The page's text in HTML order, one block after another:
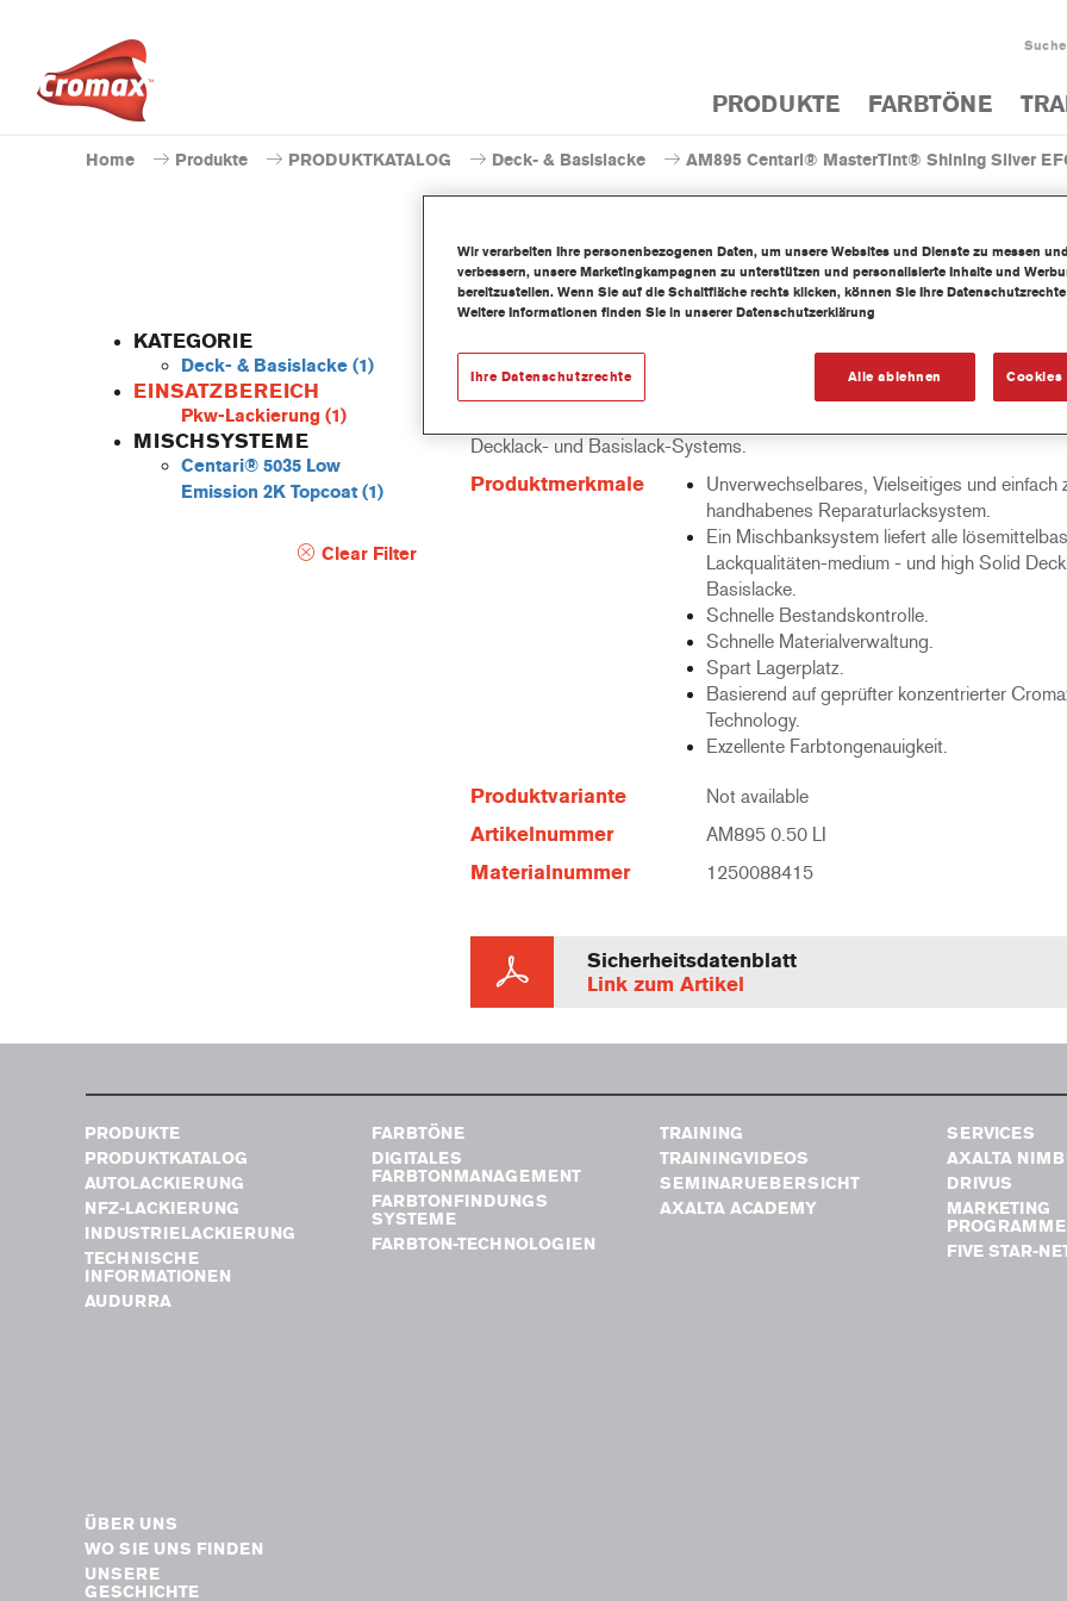
Suche
PRODUKTE FARBTÖNE
Home Produkte PRODUKTKATALOG Deck- & Basislacke AM895 Centari® MasterTint® Shining Silver
KATEGORIE
Deck- & Basislacke (1)
EINSATZBEREICH
Pkw-Lackierung (1)
MISCHSYSTEME
Centari® 5035 Low
Emission 2K Topcoat (1)
Clear Filter
AM895 Centari®
Decklack- und Basislack-Systems.
Produktmerkmale
Unverwechselbares, Vielseitiges und einfach
handhabenes Reparaturlacksystem.
Ein Mischbanksystem liefert alle
Lackqualitäten-medium - und high Solid
Basislacke.
Schnelle Bestandskontrolle.
Schnelle Materialverwaltung.
Spart Lagerplatz.
Basierend auf geprüfter konzentrierter
Technology.
Exzellente Farbtongenauigkeit.
Produktvariante Not available
Artikelnummer AM895 0.50 LI
Materialnummer 1250088415
Sicherheitsdatenblatt
Link zum Artikel
PRODUKTE
PRODUKTKATALOG
AUTOLACKIERUNG
NFZ-LACKIERUNG
INDUSTRIELACKIERUNG
TECHNISCHE
INFORMATIONEN
AUDURRA
FARBTÖNE
DIGITALES
FARBTONMANAGEMENT
FARBTONFINDUNGS
SYSTEME
FARBTON-TECHNOLOGIEN
TRAINING
TRAININGVIDEOS
SEMINARUEBERSICHT
AXALTA ACADEMY
SERVICES
AXALTA
DRIVUS
MARKETING
FIVE STAR-
ÜBER UNS
WO SIE UNS FINDEN
UNSERE
GESCHICHTE
Wir verarbeiten Ihre personenbezogenen Daten, um unsere Websites und Dienste zu messen
verbessern, unsere Marketingkampagnen zu unterstützen und personalisierte Inhalte und
bereitzustellen. Wenn Sie auf die Schaltfläche rechts klicken, können Sie Ihre
Weitere Informationen finden Sie in unserer Datenschutzerklärung
Alle ablehnen Cookies
Ihre Datenschutzrechte